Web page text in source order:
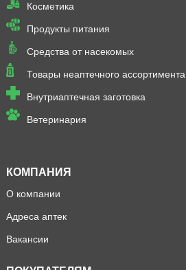
Косметика
Продукты питания
Средства от насекомых
Товары неаптечного ассортимента
Внутриаптечная заготовка
Ветеринария
КОМПАНИЯ
О компании
Адреса аптек
Вакансии